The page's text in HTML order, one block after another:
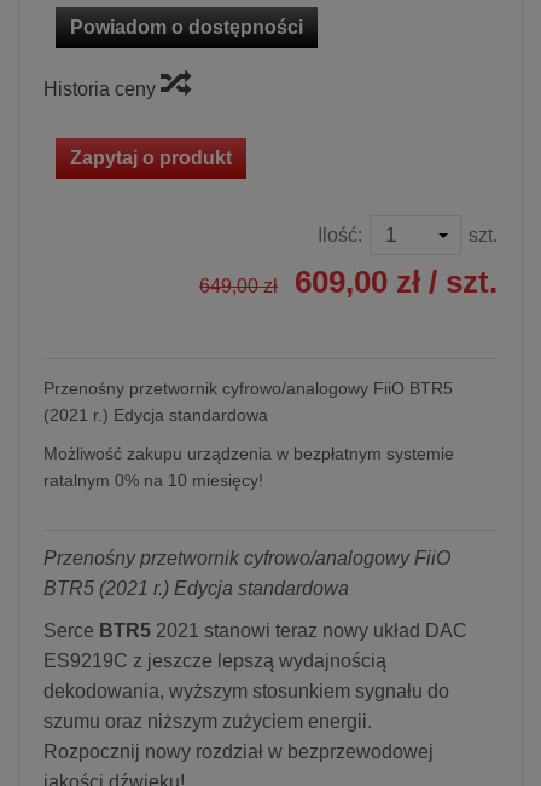
Powiadom o dostępności
Historia ceny
Zapytaj o produkt
Ilość: szt.
649,00 zł 609,00 zł / szt.
Przenośny przetwornik cyfrowo/analogowy FiiO BTR5
(2021 r.) Edycja standardowa
Możliwość zakupu urządzenia w bezpłatnym systemie
ratalnym 0% na 10 miesięcy!
Przenośny przetwornik cyfrowo/analogowy FiiO
BTR5 (2021 r.) Edycja standardowa
Serce BTR5 2021 stanowi teraz nowy układ DAC
ES9219C z jeszcze lepszą wydajnością
dekodowania, wyższym stosunkiem sygnału do
szumu oraz niższym zużyciem energii.
Rozpocznij nowy rozdział w bezprzewodowej
jakości dźwięku!